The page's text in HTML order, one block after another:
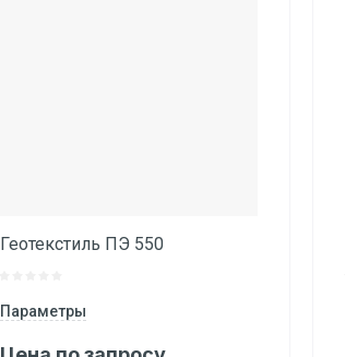
Геотекстиль ПЭ 550
Параметры